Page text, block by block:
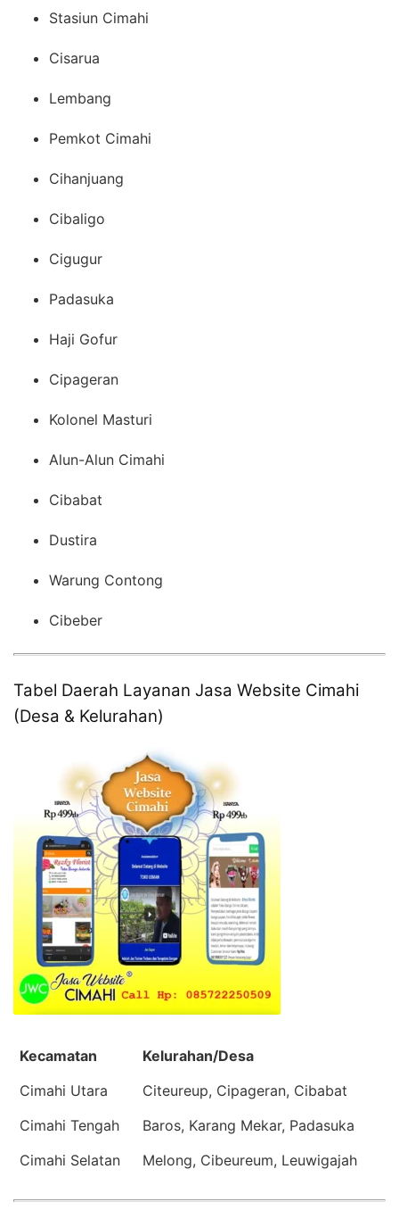
Stasiun Cimahi
Cisarua
Lembang
Pemkot Cimahi
Cihanjuang
Cibaligo
Cigugur
Padasuka
Haji Gofur
Cipageran
Kolonel Masturi
Alun-Alun Cimahi
Cibabat
Dustira
Warung Contong
Cibeber
Tabel Daerah Layanan Jasa Website Cimahi
(Desa & Kelurahan)
Kecamatan
Kelurahan/Desa
Cimahi Utara
Citeureup, Cipageran, Cibabat
Cimahi Tengah
Baros, Karang Mekar, Padasuka
Cimahi Selatan
Melong, Cibeureum, Leuwigajah